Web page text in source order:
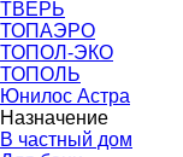
ТВЕРЬ
ТОПАЭРО
ТОПОЛ-ЭКО
ТОПОЛЬ
Юнилос Астра
Назначение
В частный дом